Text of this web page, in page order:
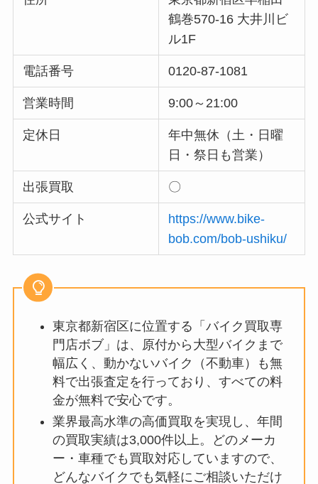
鶴巻570-16 大井川ビ
ル1F
電話番号 0120-87-1081
営業時間 9:00～21:00
定休日
年中無休（土・日曜
日・祭日も営業）
出張買取 〇
公式サイト
https://www.bike-
bob.com/bob-ushiku/
東京都新宿区に位置する「バイク買取専
門店ボブ」は、原付から大型バイクまで
幅広く、動かないバイク（不動車）も無
料で出張査定を行っており、すべての料
金が無料で安心です。
業界最高水準の高価買取を実現し、年間
の買取実績は3,000件以上。どのメーカ
ー・車種でも買取対応していますので、
どんなバイクでも気軽にご相談いただけ